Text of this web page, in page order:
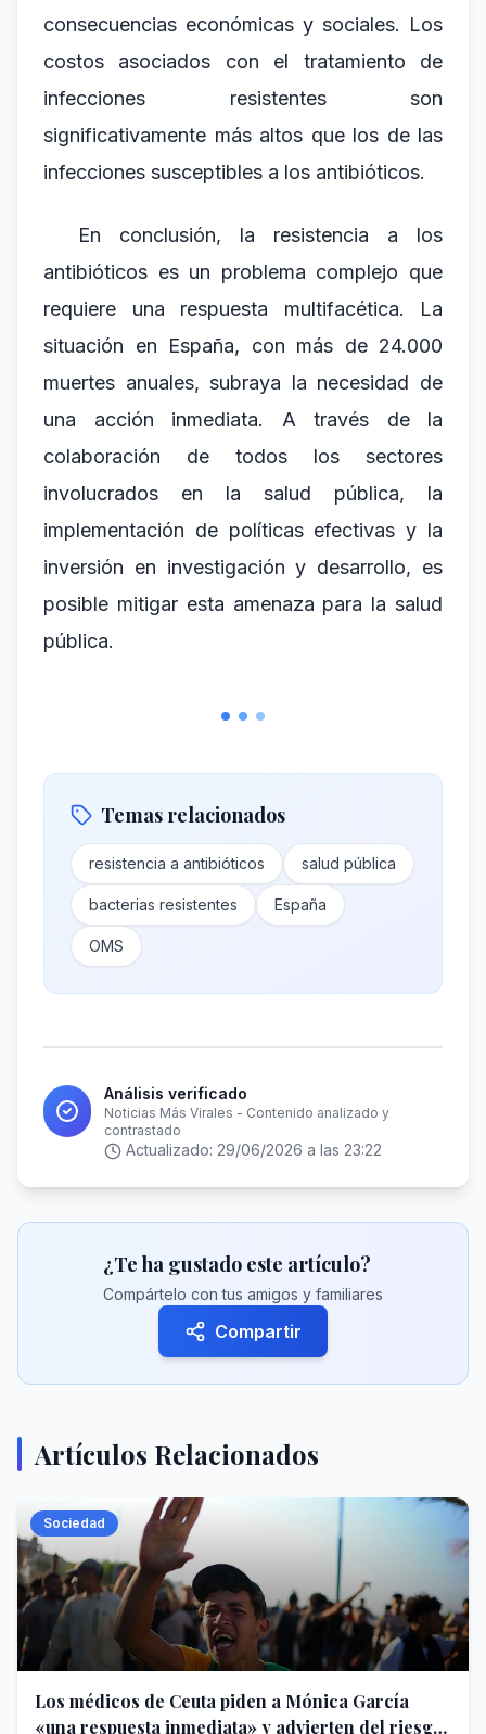
consecuencias económicas y sociales. Los
costos asociados con el tratamiento de
infecciones resistentes son
significativamente más altos que los de las
infecciones susceptibles a los antibióticos.
En conclusión, la resistencia a los
antibióticos es un problema complejo que
requiere una respuesta multifacética. La
situación en España, con más de 24.000
muertes anuales, subraya la necesidad de
una acción inmediata. A través de la
colaboración de todos los sectores
involucrados en la salud pública, la
implementación de políticas efectivas y la
inversión en investigación y desarrollo, es
posible mitigar esta amenaza para la salud
pública.
Temas relacionados
resistencia a antibióticos salud pública
bacterias resistentes España
OMS
Análisis verificado
Noticias Más Virales - Contenido analizado y
contrastado
Actualizado: 29/06/2026 a las 23:22
¿Te ha gustado este artículo?
Compártelo con tus amigos y familiares
Compartir
Artículos Relacionados
Sociedad
Los médicos de Ceuta piden a Mónica García
«una respuesta inmediata» y advierten del riesgo